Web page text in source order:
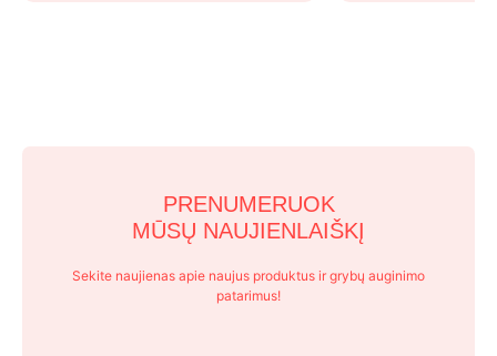
PRENUMERUOK
MŪSŲ NAUJIENLAIŠKĮ
Sekite naujienas apie naujus produktus ir grybų auginimo
patarimus!